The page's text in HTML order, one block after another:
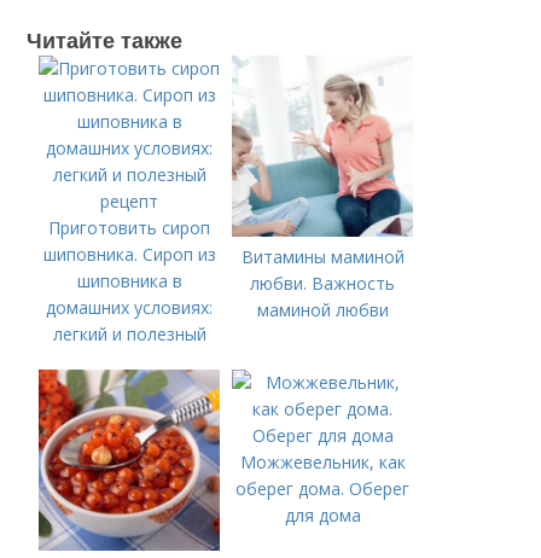
Читайте также
Приготовить сироп
шиповника. Сироп из
шиповника в
домашних условиях:
легкий и полезный
Витамины маминой
любви. Важность
маминой любви
Можжевельник, как
оберег дома. Оберег
для дома